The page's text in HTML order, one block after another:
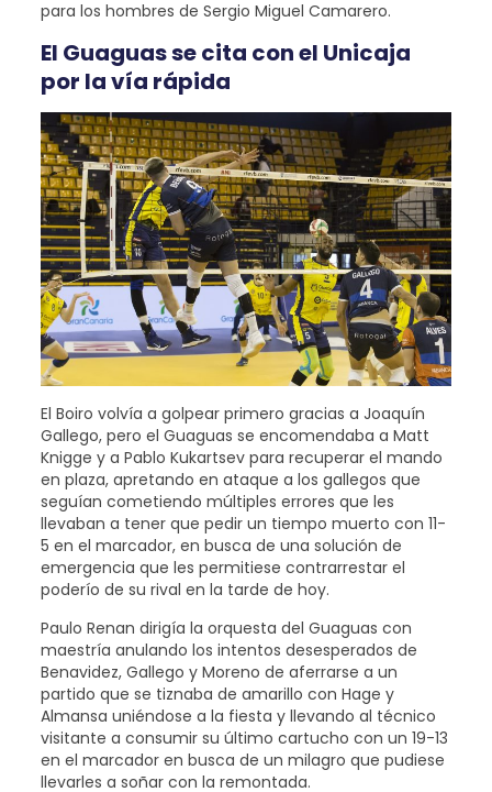
para los hombres de Sergio Miguel Camarero.
El Guaguas se cita con el Unicaja
por la vía rápida
El Boiro volvía a golpear primero gracias a Joaquín
Gallego, pero el Guaguas se encomendaba a Matt
Knigge y a Pablo Kukartsev para recuperar el mando
en plaza, apretando en ataque a los gallegos que
seguían cometiendo múltiples errores que les
llevaban a tener que pedir un tiempo muerto con 11-
5 en el marcador, en busca de una solución de
emergencia que les permitiese contrarrestar el
poderío de su rival en la tarde de hoy.
Paulo Renan dirigía la orquesta del Guaguas con
maestría anulando los intentos desesperados de
Benavidez, Gallego y Moreno de aferrarse a un
partido que se tiznaba de amarillo con Hage y
Almansa uniéndose a la fiesta y llevando al técnico
visitante a consumir su último cartucho con un 19-13
en el marcador en busca de un milagro que pudiese
llevarles a soñar con la remontada.